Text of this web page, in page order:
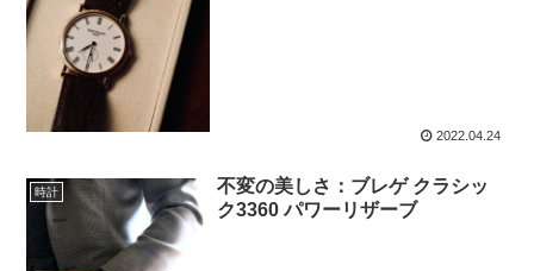
2022.04.24
時計
不変の美しさ：ブレゲ クラシッ
ク3360 パワーリザーブ